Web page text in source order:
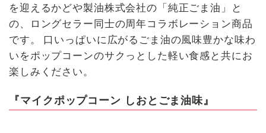
を迎えるかどや製油株式会社の「純正ごま油」と
の、ロングセラー同士の周年コラボレーション商品
です。 口いっぱいに広がるごま油の風味豊かな味わ
いをポップコーンのサクっとした軽い食感と共にお
楽しみください。
『マイクポップコーン しおとごま油味』